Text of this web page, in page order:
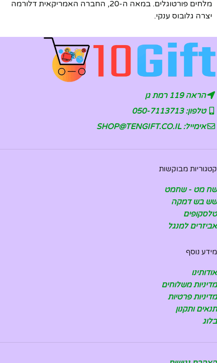
מלחים פורטוגלים. במאה ה-20, החברה האמריקאית דלורמה
יצרה גלובוס ענקי.
הראה 119 רמת גן
טלפון: 050-7113713
אימייל: SHOP@TENGIFT.CO.IL
קטגוריות מבוקשות
שח מט - שחמט
שש בש דמקה
טלסקופים
אביזרים למנגל
מידע נוסף
אודותינו
מדיניות משלוחים
מדיניות פרטיות
תנאים ותקנון
בלוג